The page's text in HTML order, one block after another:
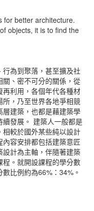
for better architecture.
objects, it is to find the
為到聚落，甚至擴及社
、密不可分的關係，從
利用，各個年代各種材
，乃至世界各地爭相競
建築，也都是藉建築學
發展。 建築人一般都是
較於國外某些純以設計
容安排都包括建築意匠
設計為主軸，伴隨著建築
。就開設課程的學分數
比例約為66%：34%。